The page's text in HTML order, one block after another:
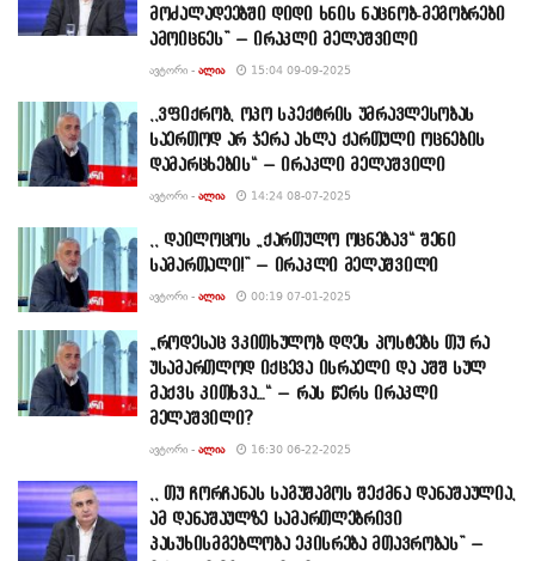
მოძალადეებში დიდი ხნის ნაცნობ-მეგობრები
ამოიცნეს” – ირაკლი მელაშვილი
ᲐᲕᲢᲝᲠᲘ - ᲐᲚᲘᲐ 15:04 09-09-2025
,,ვფიქრობ, ოპო სპექტრის უმრავლესობას
საერთოდ არ ჯერა ახლა ქართული ოცნების
დამარცხების“ – ირაკლი მელაშვილი
ᲐᲕᲢᲝᲠᲘ - ᲐᲚᲘᲐ 14:24 08-07-2025
,, დაილოცოს „ქართულო ოცნებავ“ შენი
სამართალი!” – ირაკლი მელაშვილი
ᲐᲕᲢᲝᲠᲘ - ᲐᲚᲘᲐ 00:19 07-01-2025
„როდესაც ვკითხულობ დღეს პოსტებს თუ რა
უსამართლოდ იქცევა ისრაელი და აშშ სულ
მაქვს კითხვა…“ – რას წერს ირაკლი
მელაშვილი?
ᲐᲕᲢᲝᲠᲘ - ᲐᲚᲘᲐ 16:30 06-22-2025
,, თუ ჩორჩანას საგუშაგოს შექმნა დანაშაულია,
ამ დანაშაულზე სამართლებრივი
პასუხისმგებლობა ეკისრება მთავრობას” –